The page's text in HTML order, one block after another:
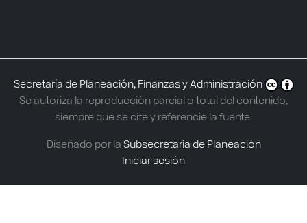
Secretaría de Planeación, Finanzas y Administración
Se autoriza la reproducción parcial o total del contenido,
siempre que se cite y referencie la fuente.
Diseñado por laSubsecretaría de Planeación
Iniciar sesión